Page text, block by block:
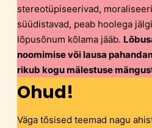
stereotüpiseerivad,
süüdistavad, peab hoolega
lõpusõnum kõlama jääb.
noomimise või lausa
rikub kogu mälestuse
Ohud!
Väga tõsised teemad nagu